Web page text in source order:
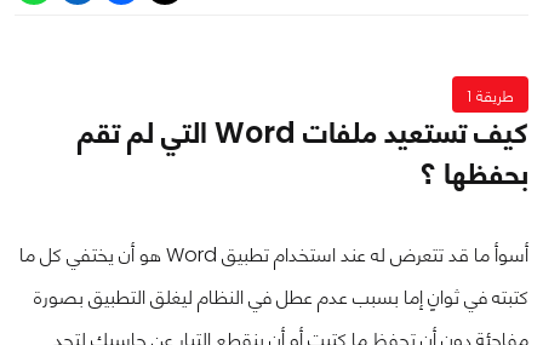
طريقة 1
كيف تستعيد ملفات Word التي لم تقم
بحفظها ؟
أسوأ ما قد تتعرض له عند استخدام تطبيق Word هو أن يختفي كل ما
كتبته في ثوانٍ إما بسبب عدم عطل في النظام ليغلق التطبيق بصورة